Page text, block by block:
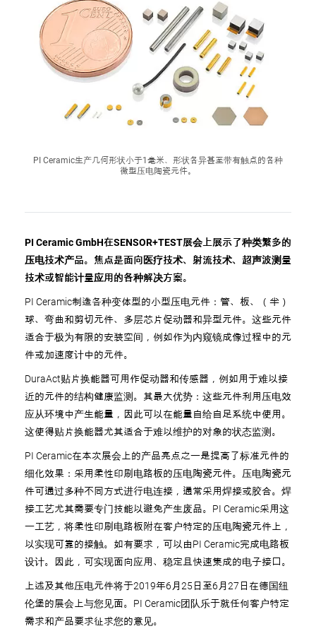
PI Ceramic生产几何形状小于1毫米、形状各异甚至带有触点的各种
微型压电陶瓷元件。
PI Ceramic GmbH在SENSOR+TEST展会上展示了种类繁多的
压电技术产品。焦点是面向医疗技术、射流技术、超声波测量
技术或智能计量应用的各种解决方案。
PI Ceramic制造各种变体型的小型压电元件：管、板、（半）
球、弯曲和剪切元件、多层芯片促动器和异型元件。这些元件
适合于极为有限的安装空间，例如作为内窥镜成像过程中的元
件或加速度计中的元件。
DuraAct贴片换能器可用作促动器和传感器，例如用于难以接
近的元件的结构健康监测。其最大优势：这些元件利用压电效
应从环境中产生能量，因此可以在能量自给自足系统中使用。
这使得贴片换能器尤其适合于难以维护的对象的状态监测。
PI Ceramic在本次展会上的产品亮点之一是提高了标准元件的
细化效果：采用柔性印刷电路板的压电陶瓷元件。压电陶瓷元
件可通过多种不同方式进行电连接，通常采用焊接或胶合。焊
接工艺尤其需要专门技能以避免产生废品。PI Ceramic采用这
一工艺，将柔性印刷电路板附在客户特定的压电陶瓷元件上，
以实现可靠的接触。如有要求，可以由PI Ceramic完成电路板
设计。因此，可实现面向应用、稳定且快速集成的电子接口。
上述及其他压电元件将于2019年6月25日至6月27日在德国纽
伦堡的展会上与您见面。PI Ceramic团队乐于就任何客户特定
需求和产品要求征求您的意见。